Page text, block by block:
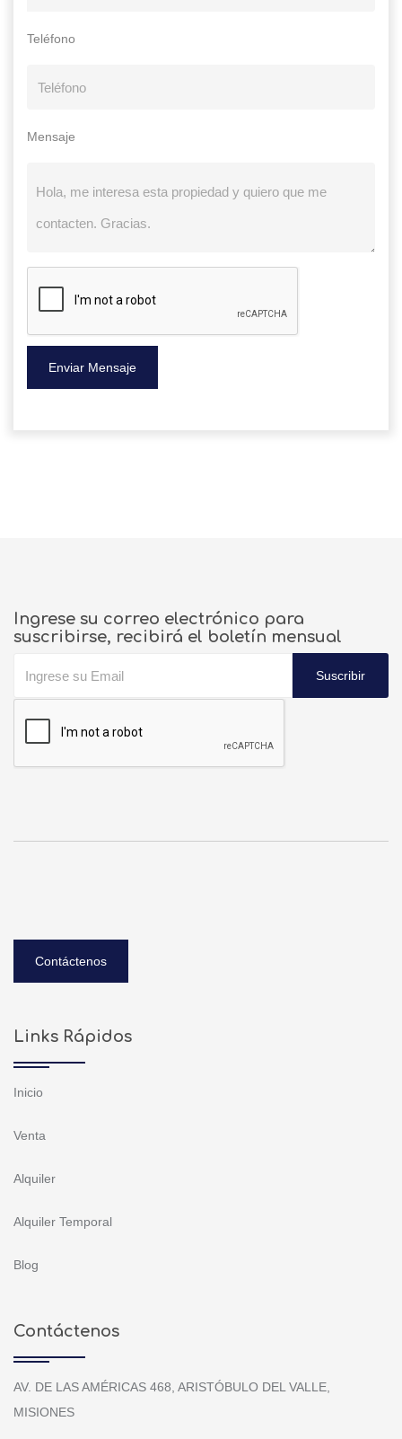
Teléfono
Mensaje
Enviar Mensaje
Ingrese su correo electrónico para
suscribirse, recibirá el boletín mensual
Suscribir
Contáctenos
Links Rápidos
Inicio
Venta
Alquiler
Alquiler Temporal
Blog
Contáctenos
AV. DE LAS AMÉRICAS 468, ARISTÓBULO DEL VALLE,
MISIONES